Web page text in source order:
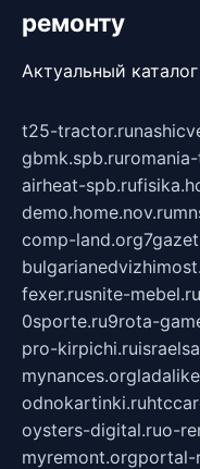
ремонту
Актуальный
t25-tractor.ru
gbmk.spb.ru
airheat-spb.ru
demo.home.nov.ru
comp-land.org
fexer.rusnite-mebel.ru
0sporte.ru9rota-
pro-kirpichi.ru
mynances.org
odnokartinki.ru
oysters-digital.ruo-
myremont.orgportal-